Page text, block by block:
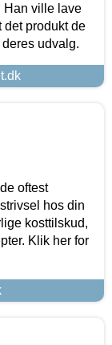
Han ville lave
det produkt de
udvalg.
oftest
hos din
kosttilskud,
Klik her for